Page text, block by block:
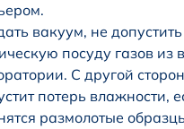
вакуум, не
посуду газов из
С другой
потерь влажности,
размолотые